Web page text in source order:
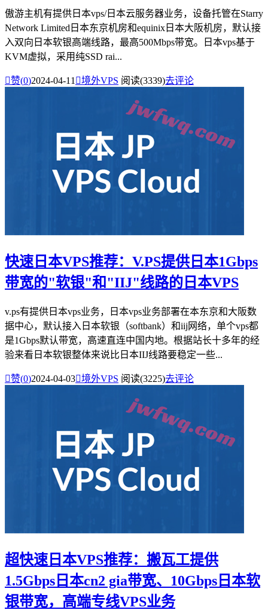
傲游主机有提供日本vps/日本云服务器业务，设备托管在Starry
Network Limited日本东京机房和equinix日本大阪机房，默认接
入双向日本软银高端线路，最高500Mbps带宽。日本vps基于
KVM虚拟，采用纯SSD rai...
赞(0)2024-04-11 境外VPS 阅读(3339)去评论
快速日本VPS推荐：V.PS提供日本1Gbps
带宽的"软银"和"IIJ"线路的日本VPS
v.ps有提供日本vps业务，日本vps业务部署在本东京和大阪数
据中心，默认接入日本软银（softbank）和iij网络，单个vps都
是1Gbps默认带宽，高速直连中国内地。根据站长十多年的经
验来看日本软银整体来说比日本IIJ线路要稳定一些...
赞(0)2024-04-03境外VPS 阅读(3225)去评论
超快速日本VPS推荐：搬瓦工提供
1.5Gbps日本cn2 gia带宽、10Gbps日本软
银带宽，高端专线VPS业务